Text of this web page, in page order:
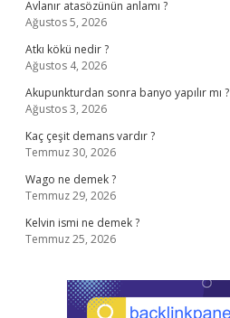
Avlanır atasözünün anlamı ?
Ağustos 5, 2026
Atkı kökü nedir ?
Ağustos 4, 2026
Akupunkturdan sonra banyo yapılır mı ?
Ağustos 3, 2026
Kaç çeşit demans vardır ?
Temmuz 30, 2026
Wago ne demek ?
Temmuz 29, 2026
Kelvin ismi ne demek ?
Temmuz 25, 2026